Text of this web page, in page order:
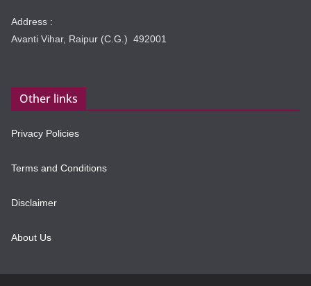
Address :
Avanti Vihar, Raipur (C.G.) 492001
Other links
Privacy Policies
Terms and Conditions
Disclaimer
About Us